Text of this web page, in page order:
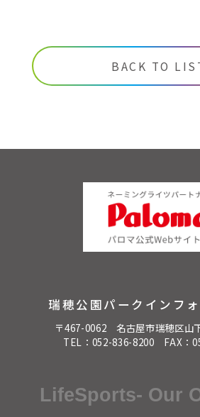
BACK TO
瑞穂公園パークインフ
〒467-0062 名古屋市瑞穂区山
TEL： 052-836-8200 FAX：
LifeSports- Our